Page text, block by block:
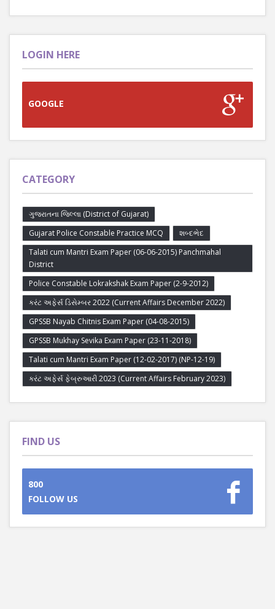
LOGIN HERE
GOOGLE
CATEGORY
ગુજરાતના જિલ્લા (District of Gujarat)
Gujarat Police Constable Practice MCQ
શબ્દભેદ
Talati cum Mantri Exam Paper (06-06-2015) Panchmahal
District
Police Constable Lokrakshak Exam Paper (2-9-2012)
કરંટ અફેર્સ ડિસેમ્બર 2022 (Current Affairs December 2022)
GPSSB Nayab Chitnis Exam Paper (04-08-2015)
GPSSB Mukhay Sevika Exam Paper (23-11-2018)
Talati cum Mantri Exam Paper (12-02-2017) (NP-12-19)
કરંટ અફેર્સ ફેબ્રુઆરી 2023 (Current Affairs February 2023)
FIND US
800
FOLLOW US